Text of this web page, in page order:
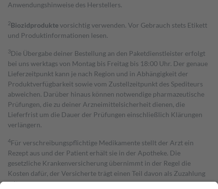
Anwendungshinweise des Herstellers.
2Biozidproduktevorsichtig verwenden. Vor Gebrauch stets Etikett
und Produktinformationen lesen.
3Die Übergabe deiner Bestellung an den Paketdienstleister erfolgt
bei uns werktags von Montag bis Freitag bis 18:00 Uhr. Der genaue
Lieferzeitpunkt kann je nach Region und in Abhängigkeit der
Produktverfügbarkeit sowie vom Zustellzeitpunkt des Spediteurs
abweichen. Darüber hinaus können notwendige pharmazeutische
Prüfungen, die zu deiner Arzneimittelsicherheit dienen, die
Lieferfrist um die Dauer der Prüfungen einschließlich Klärungen
verlängern.
4Für verschreibungspflichtige Medikamente stellt der Arzt ein
Rezept aus und der Patient erhält sie in der Apotheke. Die
gesetzliche Krankenversicherung übernimmt in der Regel die
Kosten dafür, der Versicherte trägt einen Teil davon als Zuzahlung
mit.